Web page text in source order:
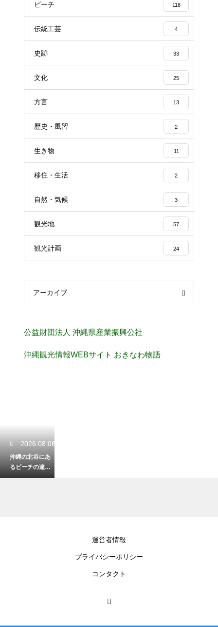
ビーチ 118
伝統工芸 4
史跡 33
文化 25
方言 13
歴史・風習 2
生き物 11
移住・生活 2
自然・気候 3
観光地 57
観光計画 24
アーカイブ
公益財団法人 沖縄県産業振興公社
沖縄観光情報WEBサイト おきなわ物語
2026.08.06
沖縄の北谷にあ
るビーチの違い
を比較！あなた
運営者情報
プライバシーポリシー
コンタクト